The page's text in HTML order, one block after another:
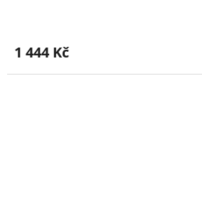
produktu
je
4,7
1 444 Kč